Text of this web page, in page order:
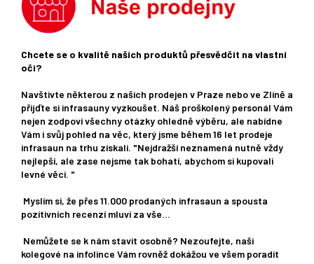
Chcete se o kvalitě našich produktů přesvědčit na vlastní
oči?
Navštivte některou z našich prodejen v Praze nebo ve Zlíně a
přijďte si infrasauny vyzkoušet. Náš proškolený personál Vám
nejen zodpoví všechny otázky ohledně výběru, ale nabídne
Vám i svůj pohled na věc, který jsme během 16 let prodeje
infrasaun na trhu získali. "Nejdražší neznamená nutně vždy
nejlepší, ale zase nejsme tak bohatí, abychom si kupovali
levné věci. "
Myslím si, že přes 11.000 prodaných infrasaun a spousta
pozitivních recenzí mluví za vše...
Nemůžete se k nám stavit osobně? Nezoufejte, naši
kolegové na infolince Vám rovněž dokážou ve všem poradit